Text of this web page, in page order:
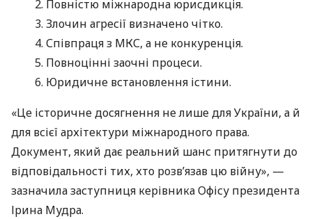
Повністю міжнародна юрисдикція.
Злочин агресії визначено чітко.
Співпраця з МКС, а не конкуренція.
Повноцінні заочні процеси.
Юридичне встановлення істини.
«Це історичне досягнення не лише для України, а й
для всієї архітектури міжнародного права.
Документ, який дає реальний шанс притягнути до
відповідальності тих, хто розв’язав цю війну», —
зазначила заступниця керівника Офісу президента
Ірина Мудра.